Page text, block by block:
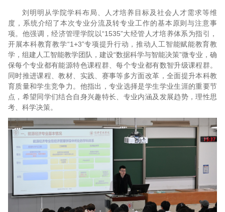
刘明明从学院学科布局、人才培养目标及社会人才需求等维
度，系统介绍了本次专业分流及转专业工作的基本原则与注意事
项。他强调，经济管理学院以“1535”大经管人才培养体系为指引，
开展本科教育教学“1+3”专项提升行动，推动人工智能赋能教育教
学，组建人工智能教学团队，建设“数据科学与智能决策”微专业，确
保每个专业都有能源特色课程群、每个专业都有数智升级课程群。
同时推进课程、教材、实践、赛事等多方面改革，全面提升本科教
育质量和学生竞争力。他指出，专业选择是学生学业生涯的重要节
点，希望同学们结合自身兴趣特长、专业内涵及发展趋势，理性思
考、科学决策。